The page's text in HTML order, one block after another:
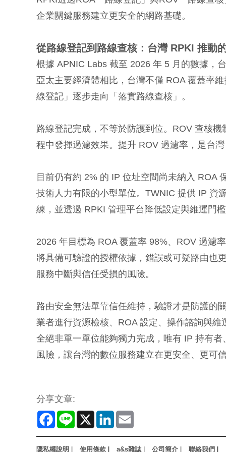
企業關鍵服務建立更安全的網路基礎。
從路線登記到路線查核：台灣RPKI 推動
根據 APNIC Labs 截至 2026 年 5 月的數據，
亞太主要經濟體相比，台灣不僅 ROA 覆蓋率
線登記」逐步走向「落實路線查核」。
路線登記完成，不等於防護到位。ROV 查核
程中發揮過濾效果。提升 ROV 過濾率，是台
目前仍有約 2% 的 IP 位址空間尚未納入 ROA
技術人力有限的小型單位。TWNIC 提供 IP 資
練，並透過 RPKI 管理平台降低設定與維運門
2026 年目標為 ROA 覆蓋率 98%、ROV 過濾
將具備可驗證的授權依據，錯誤或可疑路由也
服務中斷與信任受損的風險。
路由安全無法單靠信任維持，驗證才是防護的
業者進行資源檢核、ROA 設定、操作諮詢與
全絕非單一單位能夠獨力完成，唯有 IP 持有
風險，讓台灣的數位服務建立在更安全、更可
分享文章:
Facebook
Line X LinkedIn
隱私權說明 使用條款 a&s雜誌| 公司簡介 聯絡我們